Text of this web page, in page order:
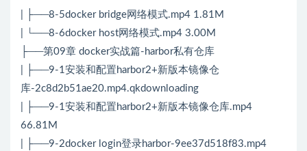
| ├──8-5docker bridge网络模式.mp4 1.81M
| └──8-6docker host网络模式.mp4 3.00M
├──第09章 docker实战篇-harbor私有仓库
| ├──9-1安装和配置harbor2+新版本镜像仓
库-2c8d2b51ae20.mp4.qkdownloading
| ├──9-1安装和配置harbor2+新版本镜像仓库.mp4
66.81M
| ├──9-2docker login登录harbor-9ee37d518f83.mp4